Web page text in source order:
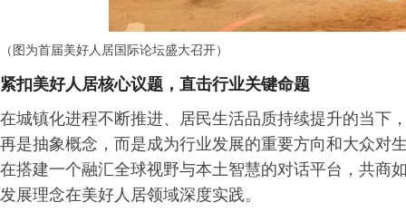
（图为首届美好人居国际论坛盛大召开）
紧扣美好人居核心议题，直击行业关键命题
在城镇化进程不断推进、居民生活品质持续提升的当下
再是抽象概念，而是成为行业发展的重要方向和大众对
在搭建一个融汇全球视野与本土智慧的对话平台，共商
发展理念在美好人居领域深度实践。